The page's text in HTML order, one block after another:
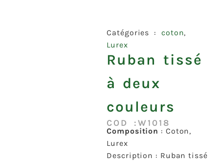
Catégories : coton,
Lurex
Ruban tissé
à deux
couleurs
COD :W1018
Composition : Coton,
Lurex
Description : Ruban tissé